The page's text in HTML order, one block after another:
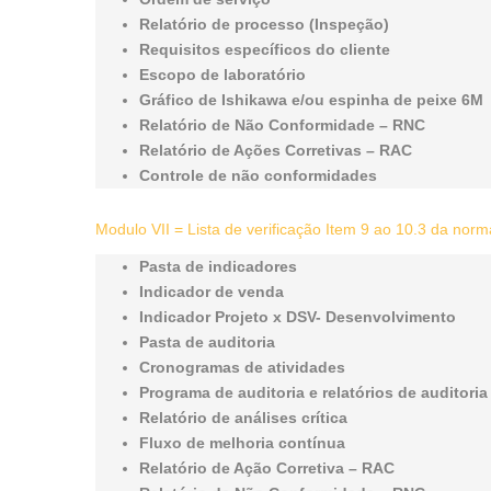
Relatório de processo (Inspeção)
Requisitos específicos do cliente
Escopo de laboratório
Gráfico de Ishikawa e/ou espinha de peixe 6M
Relatório de Não Conformidade – RNC
Relatório de Ações Corretivas – RAC
Controle de não conformidades
Modulo VII = Lista de verificação Item 9 ao 10.3 da
Pasta de indicadores
Indicador de venda
Indicador Projeto x DSV- Desenvolvimento
Pasta de auditoria
Cronogramas de atividades
Programa de auditoria e relatórios de auditoria
Relatório de análises crítica
Fluxo de melhoria contínua
Relatório de Ação Corretiva – RAC